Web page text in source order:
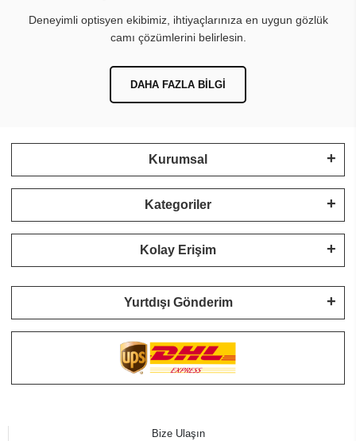
Deneyimli optisyen ekibimiz, ihtiyaçlarınıza en uygun gözlük
camı çözümlerini belirlesin.
DAHA FAZLA BILGI
Kurumsal
Kategoriler
Kolay Erişim
Yurtdışı Gönderim
Bize Ulaşın